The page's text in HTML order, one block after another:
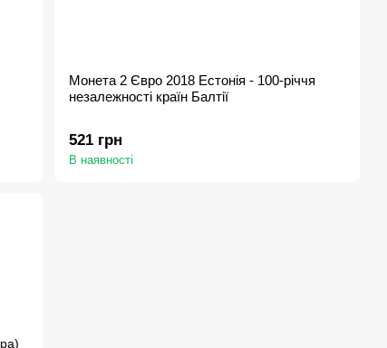
Монета 2 Євро 2018 Естонія - 100-річчя
незалежності країн Балтії
521 грн
В наявності